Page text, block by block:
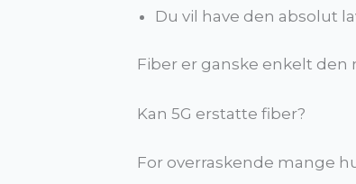
Du vil have den absolut
Fiber er ganske enkelt
Kan 5G erstatte fiber?
For overraskende mange